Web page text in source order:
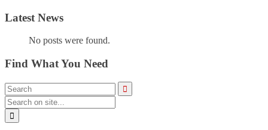
Latest News
No posts were found.
Find What You Need